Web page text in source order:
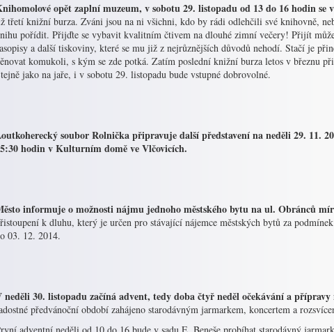
opět zaplní muzeum, v sobotu 29. listopadu od 13 do 16 hodin se
třetí knižní burza. Zváni jsou na ni všichni, kdo by rádi odlehčili své knihovně,
pořídit. Přijďte se vybavit kvalitním čtivem na dlouhé zimní večery! Přijít
a další tiskoviny, které se mu již z nejrůznějších důvodů nehodí. Stačí je
komukoli, s kým se zde potká. Zatím poslední knižní burza letos v březnu
jako na jaře, i v sobotu 29. listopadu bude vstupné dobrovolné.
soubor Rolnička připravuje další představení na neděli 29. 11.
hodin v Kulturním domě ve Vlčovicích.
informuje o možnosti nájmu jednoho městského bytu na ul. Obránců
k dluhu, který je určen pro stávající nájemce městských bytů za
03. 12. 2014.
neděli 30. listopadu začíná advent, tedy doba čtyř neděl očekávání a
předvánoční období zahájeno starodávným jarmarkem, koncertem a